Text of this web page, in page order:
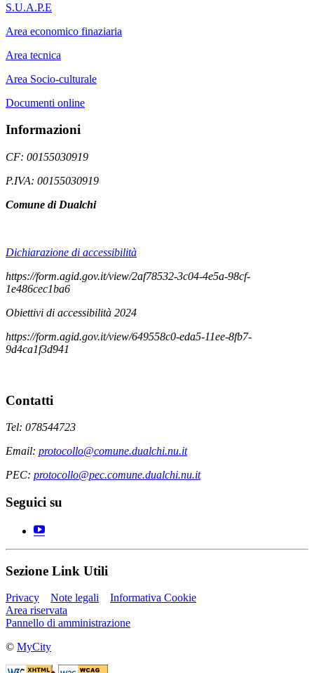
S.U.A.P.E
Area economico finaziaria
Area tecnica
Area Socio-culturale
Documenti online
Informazioni
CF: 00155030919
P.IVA: 00155030919
Comune di Dualchi
Dichiarazione di accessibilità
https://form.agid.gov.it/view/2af78532-3c04-4e5a-98cf-
1e486cec1ba6
Obiettivi di accessibilità 2024
https://form.agid.gov.it/view/649558c0-eda5-11ee-8fb7-
9d4ca1f3d941
Contatti
Tel: 078544723
Email: protocollo@comune.dualchi.nu.it
PEC: protocollo@pec.comune.dualchi.nu.it
Seguici su
Sezione Link Utili
Privacy Note legali
Informativa Cookie
Area riservata
Pannello di amministrazione
© MyCity